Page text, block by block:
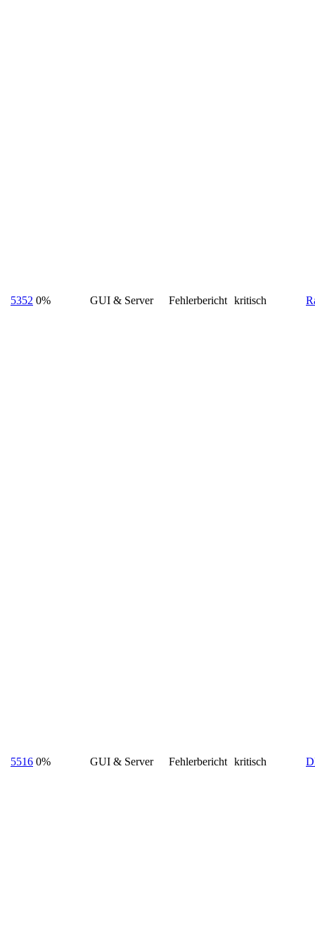
5352 0% GUI & Server Fehlerbericht kritisch
5516 0% GUI & Server Fehlerbericht kritisch